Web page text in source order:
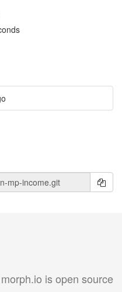
morph.io is open source